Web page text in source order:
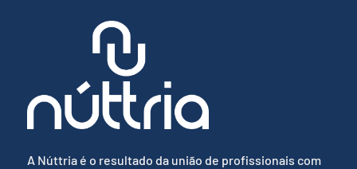
A Núttria é o resultado da união de profissionais com